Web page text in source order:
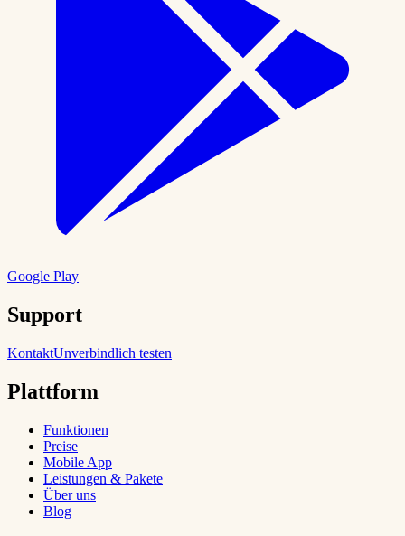
Google Play
Support
KontaktUnverbindlich testen
Plattform
Funktionen
Preise
Mobile App
Leistungen & Pakete
Über uns
Blog